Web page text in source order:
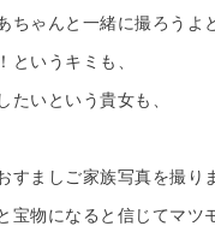
ゃんと一緒に撮ろうよ
というキミも、
たいという貴女も、
ましご家族写真を撮り
宝物になると信じてマツ